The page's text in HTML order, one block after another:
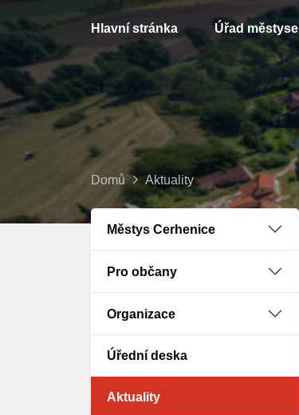
Hlavní stránka Úřad městyse
Domů Aktuality
Městys Cerhenice
Pro občany
Organizace
Úřední deska
Aktuality